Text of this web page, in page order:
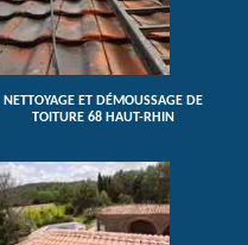
NETTOYAGE ET DÉMOUSSAGE DE
TOITURE 68 HAUT-RHIN